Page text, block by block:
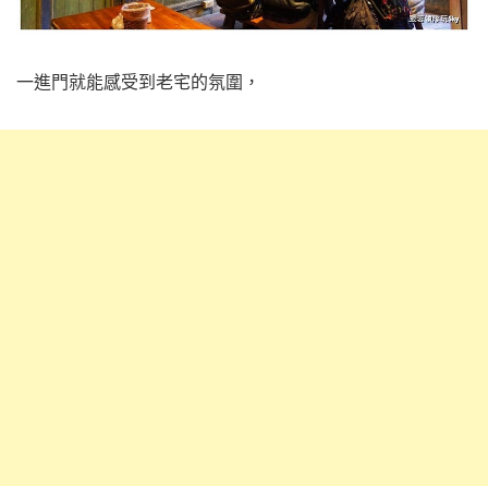
一進門就能感受到老宅的氛圍，